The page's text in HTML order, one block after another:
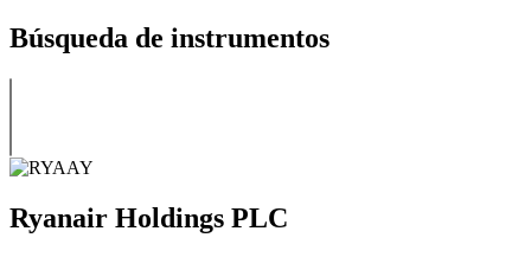
Búsqueda de instrumentos
Ryanair Holdings PLC